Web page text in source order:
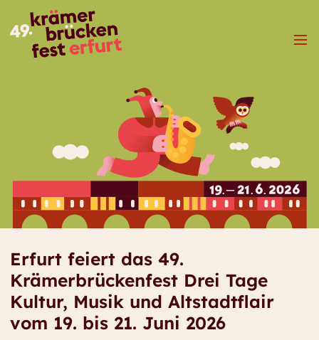
Menü
Erfurt feiert das 49.
Krämerbrückenfest Drei Tage
Kultur, Musik und Altstadtflair
vom 19. bis 21. Juni 2026